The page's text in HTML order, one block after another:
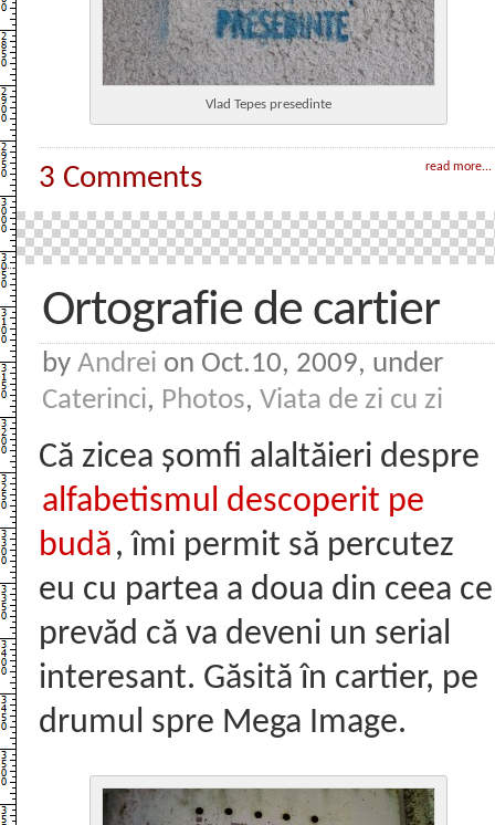
Vlad Tepes presedinte
read more...
3 Comments
Ortografie de cartier
by Andrei on Oct.10, 2009, under
Caterinci, Photos, Viata de zi cu zi
Că zicea șomfi alaltăieri despre
alfabetismul descoperit pe
budă, îmi permit să percutez
eu cu partea a doua din ceea ce
prevăd că va deveni un serial
interesant. Găsită în cartier, pe
drumul spre Mega Image.